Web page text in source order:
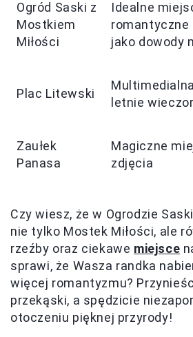
Ogród Saski z
Mostkiem
Miłości
Idealne
romantyczne
jako dowody
Plac Litewski
letnie
Zaułek
Panasa
Magiczne
zdjęcia
Czy wiesz, że w Ogrodzie
nie tylko Mostek Miłości, ale
rzeźby oraz ciekawe miejsce
sprawi, że Wasza randka
więcej romantyzmu?
przekąski, a spędzicie
otoczeniu pięknej przyrody!